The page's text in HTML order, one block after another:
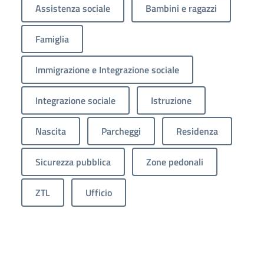
Assistenza sociale Bambini e ragazzi
Famiglia
Immigrazione e Integrazione sociale
Integrazione sociale Istruzione
Nascita Parcheggi Residenza
Sicurezza pubblica Zone pedonali
ZTL Ufficio